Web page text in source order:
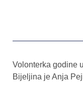
Volonterka godine
Bijeljina je Anja